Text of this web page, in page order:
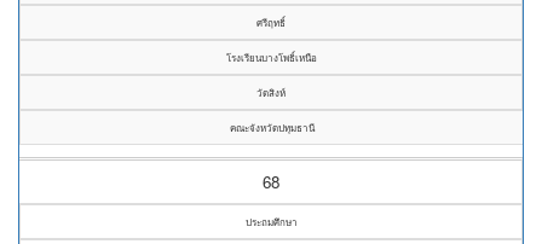
ศรีฤทธิ์
โรงเรียนบางโพธิ์เหนือ
วัดสิงห์
คณะจังหวัดปทุมธานี
68
ประถมศึกษา